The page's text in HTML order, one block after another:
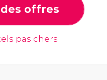
offres
pas chers